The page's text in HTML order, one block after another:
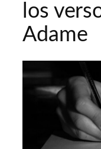
los
Adame